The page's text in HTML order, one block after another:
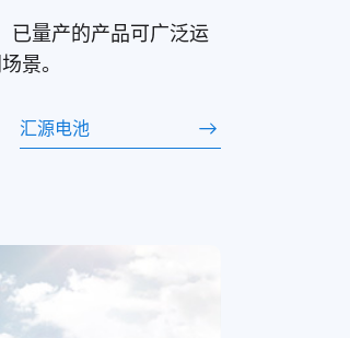
已量产的产品可广泛运
景。
汇源电池